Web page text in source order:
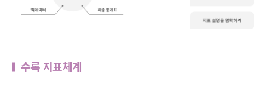
수록 지표체계